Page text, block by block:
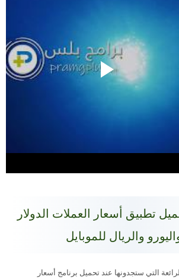
تطبيق أسعار العملات الدولار
والريال للموبايل
التي ستجدونها عند تحميل برنامج أسعار